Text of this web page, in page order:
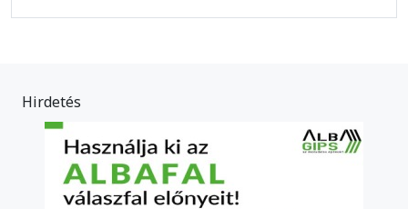
Hirdetés